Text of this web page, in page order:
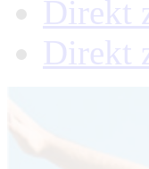
Direkt
Direkt